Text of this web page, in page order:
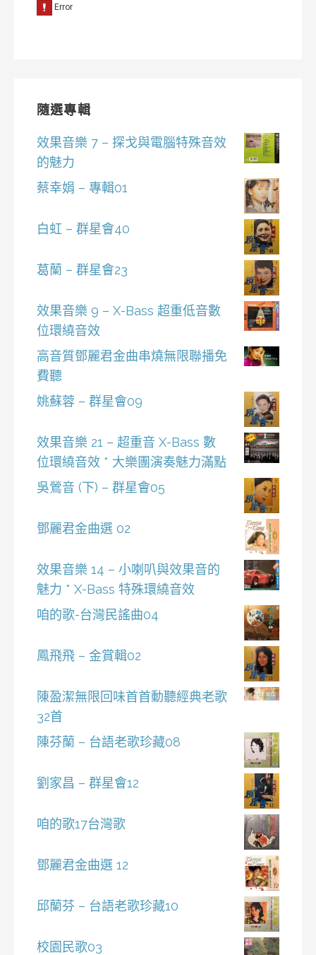
隨選專輯
效果音樂 7 – 探戈與電腦特殊音效
的魅力
蔡幸娟 – 專輯01
白虹 – 群星會40
葛蘭 – 群星會23
效果音樂 9 – X-Bass 超重低音數
位環繞音效
高音質鄧麗君金曲串燒無限聯播免
費聽
姚蘇蓉 – 群星會09
效果音樂 21 – 超重音 X-Bass 數
位環繞音效 * 大樂團演奏魅力滿點
吳鶯音 (下) – 群星會05
鄧麗君金曲選 02
效果音樂 14 – 小喇叭與效果音的
魅力 * X-Bass 特殊環繞音效
咱的歌-台灣民謠曲04
鳳飛飛 – 金賞輯02
陳盈潔無限回味首首動聽經典老歌
32首
陳芬蘭 – 台語老歌珍藏08
劉家昌 – 群星會12
咱的歌17台灣歌
鄧麗君金曲選 12
邱蘭芬 – 台語老歌珍藏10
校園民歌03